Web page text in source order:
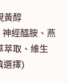
黃醇
神經醯胺、燕
萃取、維生
選擇)